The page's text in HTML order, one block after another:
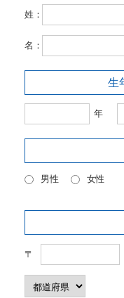
姓：
名：
生
年
男性 女性
〒